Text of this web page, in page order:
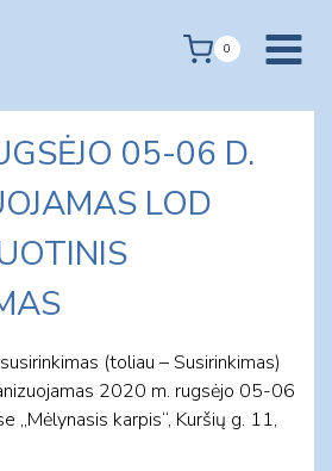
0
05-06 D.
LOD
(toliau – Susirinkimas)
2020 m. rugsėjo 05-06
„Mėlynasis karpis“, Kuršių g. 11,